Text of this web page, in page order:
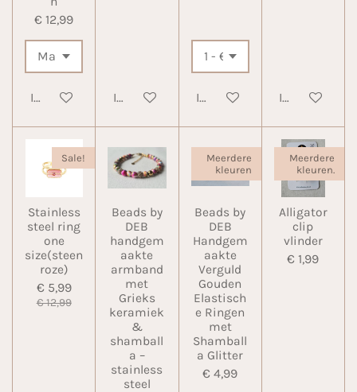
€ 12,99
In winkelwagenIn winkelwagenIn winkelwagen
In
Sale!
Stainless
steel ring
one
size(steen
roze)
€ 5,99
€ 12,99
Beads by
DEB
handgem
aakte
armband
met
Grieks
keramiek
&
shamball
a –
stainless
steel
Meerdere
kleuren
Beads by
DEB
Handgem
aakte
Verguld
Gouden
Elastisch
e Ringen
met
Shamball
a Glitter
€ 4,99
Meerdere
kleuren.
Alligator
clip
vlinder
€ 1,99